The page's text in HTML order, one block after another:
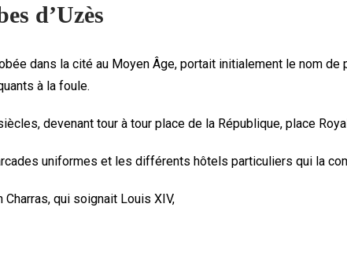
d’Uzès
dans la cité au Moyen Âge, portait initialement le nom de
à la foule.
devenant tour à tour place de la République, place
uniformes et les différents hôtels particuliers qui la
Charras, qui soignait Louis XIV,